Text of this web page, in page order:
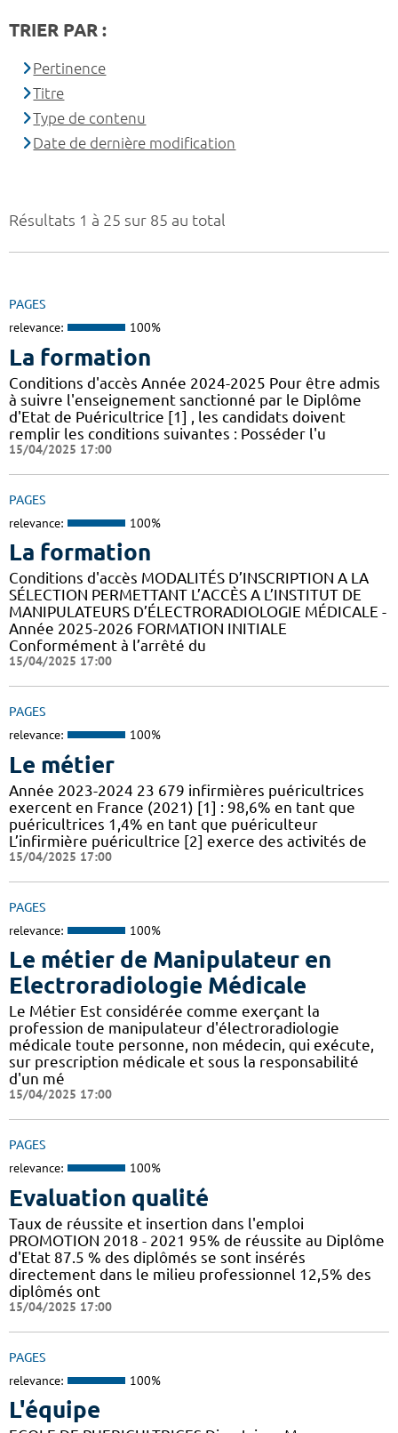
Résultats 1 à 25 sur 85 au total
PAGES
relevance: 100%
La formation
Conditions d'accès Année 2024-2025 Pour être admis
à suivre l'enseignement sanctionné par le Diplôme
d'Etat de Puéricultrice [1] , les candidats doivent
remplir les conditions suivantes : Posséder l'u
15/04/2025 17:00
PAGES
relevance: 100%
La formation
Conditions d'accès MODALITÉS D’INSCRIPTION A LA
SÉLECTION PERMETTANT L’ACCÈS A L’INSTITUT DE
MANIPULATEURS D’ÉLECTRORADIOLOGIE MÉDICALE -
Année 2025-2026 FORMATION INITIALE
Conformément à l’arrêté du
15/04/2025 17:00
PAGES
relevance: 100%
Le métier
Année 2023-2024 23 679 infirmières puéricultrices
exercent en France (2021) [1] : 98,6% en tant que
puéricultrices 1,4% en tant que puériculteur
L’infirmière puéricultrice [2] exerce des activités de
15/04/2025 17:00
PAGES
relevance: 100%
Le métier de Manipulateur en
Electroradiologie Médicale
Le Métier Est considérée comme exerçant la
profession de manipulateur d'électroradiologie
médicale toute personne, non médecin, qui exécute,
sur prescription médicale et sous la responsabilité
d'un mé
15/04/2025 17:00
PAGES
relevance: 100%
Evaluation qualité
Taux de réussite et insertion dans l'emploi
PROMOTION 2018 - 2021 95% de réussite au Diplôme
d'Etat 87.5 % des diplômés se sont insérés
directement dans le milieu professionnel 12,5% des
diplômés ont
15/04/2025 17:00
PAGES
relevance: 100%
L'équipe
TRIER PAR :
Pertinence
Titre
Type de contenu
Date de dernière modification